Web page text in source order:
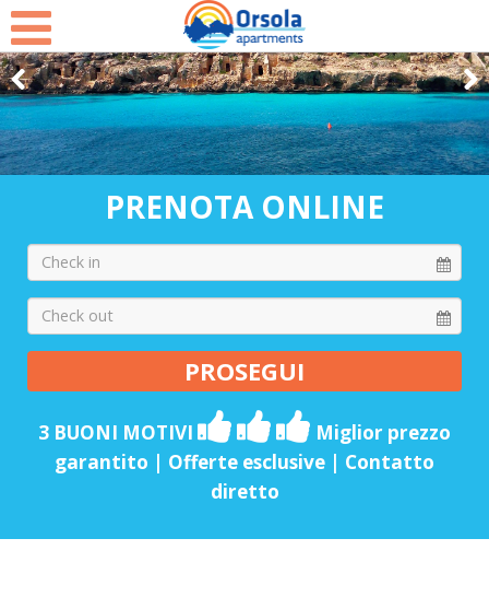
PRENOTA ONLINE
3 BUONI MOTIVI
Miglior prezzo
garantito | Offerte esclusive | Contatto
diretto